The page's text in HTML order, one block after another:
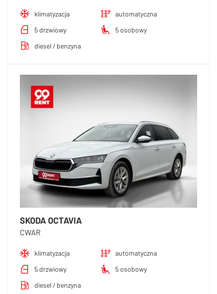
klimatyzacja
automatyczna
5 drzwiowy
5 osobowy
diesel / benzyna
SKODA OCTAVIA
CWAR
klimatyzacja
automatyczna
5 drzwiowy
5 osobowy
diesel / benzyna